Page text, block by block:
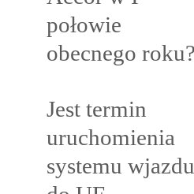
połowie
obecnego
Jest termin
uruchomienia
systemu wjazdu